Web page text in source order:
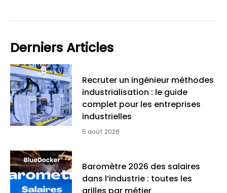
Derniers Articles
Recruter un ingénieur méthodes
industrialisation : le guide
complet pour les entreprises
industrielles
5 août 2026
Baromètre 2026 des salaires
dans l’industrie : toutes les
grilles par métier